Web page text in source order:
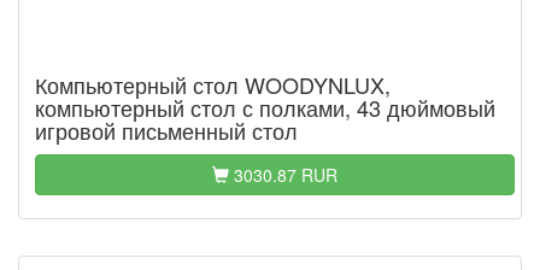
Компьютерный стол WOODYNLUX,
компьютерный стол с полками, 43 дюймовый
игровой письменный стол
3030.87 RUR